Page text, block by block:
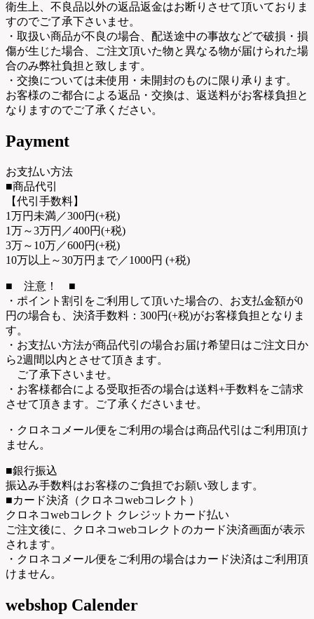
衛生上、不良品以外の返品返金はお断りさせて頂いておりま
すのでご了承下さいませ。
・取扱い商品が不良の場合、配送途中の事故などで破損・損
傷が生じた場合、ご注文頂いた物と異なる物が届けられた場
合のみ弊社負担と致します。
・交換については未使用・未開封のものに限り承ります。
お客様のご都合による返品・交換は、返送料がお客様負担と
なりますのでご了承ください。
Payment
お支払い方法
■商品代引
【代引手数料】
1万円未満／300円(+税)
1万～3万円／400円(+税)
3万～10万／600円(+税)
10万以上～30万円まで／1000円 (+税)
■ 注意！ ■
・ポイント割引をご利用して頂いた場合の、お支払金額が0
円の場合も、決済手数料：300円(+税)がお客様負担となりま
す。
・お支払い方法が商品代引の場合お届け希望日はご注文日か
ら2週間以内とさせて頂きます。
ご了承下さいませ。
・お客様都合による受取拒否の場合は送料+手数料をご請求
させて頂きます。ご了承くださいませ。
・クロネコメール便をご利用の場合は商品代引はご利用頂け
ません。
■銀行振込
振込み手数料はお客様のご負担でお願い致します。
■カード決済（クロネコwebコレクト）
クロネコwebコレクト クレジットカード払い
ご注文後に、クロネコwebコレクトのカード決済画面が表示
されます。
・クロネコメール便をご利用の場合はカード決済はご利用頂
けません。
webshop Calender